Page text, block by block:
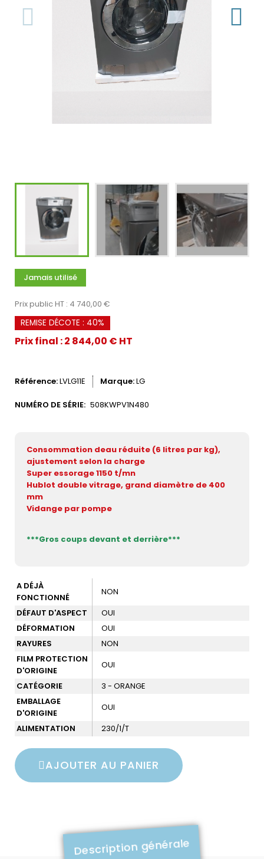
Jamais utilisé
Prix public HT : 4 740,00 €
REMISE DÉCOTE : 40%
Prix final : 2 844,00 € HT
Référence LVLG11E Marque LG
NUMÉRO DE SÉRIE: 508KWPV1N480
Consommation deau réduite (6 litres par kg),
ajustement selon la charge
Super essorage 1150 t/mn
Hublot double vitrage, grand diamètre de 400
mm
Vidange par pompe
***Gros coups devant et derrière***
A DÉJÀ
FONCTIONNÉ
NON
DÉFAUT D'ASPECT
OUI
DÉFORMATION
OUI
RAYURES
NON
FILM PROTECTION
D'ORIGINE
OUI
CATÉGORIE
3 - ORANGE
EMBALLAGE
D'ORIGINE
OUI
ALIMENTATION
230/1/T
AJOUTER AU PANIER
Description générale